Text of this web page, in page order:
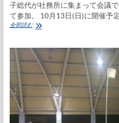
子総代が社務所に集まって会議
て参加。 10月13日(日)に開催予
全部読む熊
社
秋
り
打
せ